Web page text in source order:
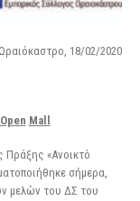
Ωραιόκαστρο, 18/02/2020
Open Mall
Πράξης «Ανοικτό
σήμερα,
μελών του ΔΣ του